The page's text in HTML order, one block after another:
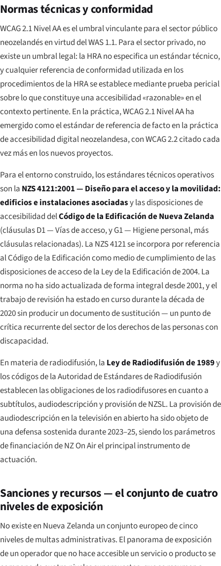
Normas técnicas y conformidad
WCAG 2.1 Nivel AA es el umbral vinculante para el sector público
neozelandés en virtud del WAS 1.1. Para el sector privado, no
existe un umbral legal: la HRA no especifica un estándar técnico,
y cualquier referencia de conformidad utilizada en los
procedimientos de la HRA se establece mediante prueba pericial
sobre lo que constituye una accesibilidad «razonable» en el
contexto pertinente. En la práctica, WCAG 2.1 Nivel AA ha
emergido como el estándar de referencia de facto en la práctica
de accesibilidad digital neozelandesa, con WCAG 2.2 citado cada
vez más en los nuevos proyectos.
Para el entorno construido, los estándares técnicos operativos
son la NZS 4121:2001 — Diseño para el acceso y la movilidad:
edificios e instalaciones asociadasy las disposiciones de
accesibilidad delCódigo de la Edificación de Nueva Zelanda
(cláusulas D1 — Vías de acceso, y G1 — Higiene personal, más
cláusulas relacionadas). La NZS 4121 se incorpora por referencia
al Código de la Edificación como medio de cumplimiento de las
disposiciones de acceso de la Ley de la Edificación de 2004. La
norma no ha sido actualizada de forma integral desde 2001, y el
trabajo de revisión ha estado en curso durante la década de
2020 sin producir un documento de sustitución — un punto de
crítica recurrente del sector de los derechos de las personas con
discapacidad.
En materia de radiodifusión, la Ley de Radiodifusión de 1989y
los códigos de la Autoridad de Estándares de Radiodifusión
establecen las obligaciones de los radiodifusores en cuanto a
subtítulos, audiodescripción y provisión de NZSL. La provisión de
audiodescripción en la televisión en abierto ha sido objeto de
una defensa sostenida durante 2023–25, siendo los parámetros
de financiación de NZ On Air el principal instrumento de
actuación.
Sanciones y recursos — el conjunto de cuatro
niveles de exposición
No existe en Nueva Zelanda un conjunto europeo de cinco
niveles de multas administrativas. El panorama de exposición
de un operador que no hace accesible un servicio o producto se